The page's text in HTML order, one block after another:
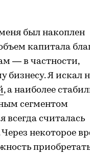
был накоплен
капитала
— в частности,
бизнесу. Я искал
, а наиболее
сегментом
всегда считалась
некоторое